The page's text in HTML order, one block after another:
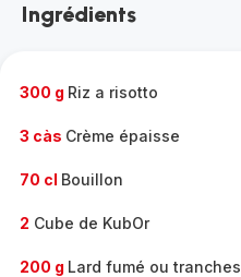
gamme
Ingrédients
300 g Riz a risotto
3 càs Crème épaisse
70 cl Bouillon
2 Cube de KubOr
200 g Lard fumé ou tranches